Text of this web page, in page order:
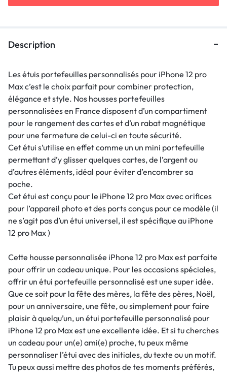
Description
Les étuis portefeuilles personnalisés pour iPhone 12 pro
Max c’est le choix parfait pour combiner protection,
élégance et style. Nos housses portefeuilles
personnalisées en France disposent d’un compartiment
pour le rangement des cartes et d’un rabat magnétique
pour une fermeture de celui-ci en toute sécurité.
Cet étui s’utilise en effet comme un un mini portefeuille
permettant d’y glisser quelques cartes, de l’argent ou
d’autres éléments, idéal pour éviter d’encombrer sa
poche.
Cet étui est conçu pour le iPhone 12 pro Max avec orifices
pour l’appareil photo et des ports conçus pour ce modèle (il
ne s’agit pas d’un étui universel, il est spécifique au iPhone
12 pro Max )
Cette housse personnalisée iPhone 12 pro Max est parfaite
pour offrir un cadeau unique. Pour les occasions spéciales,
offrir un étui portefeuille personnalisé est une super idée.
Que ce soit pour la fête des mères, la fête des pères, Noël,
pour un anniversaire, une fête, ou simplement pour faire
plaisir à quelqu’un, un étui portefeuille personnalisé pour
iPhone 12 pro Max est une excellente idée. Et si tu cherches
un cadeau pour un(e) ami(e) proche, tu peux même
personnaliser l’étui avec des initiales, du texte ou un motif.
Tu peux aussi mettre des photos de tes moments préférés,